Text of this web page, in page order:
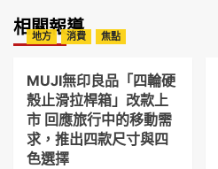
相關報導
地方 消費 焦點
MUJI無印良品「四輪硬
殼止滑拉桿箱」改款上
市 回應旅行中的移動需
求，推出四款尺寸與四
色選擇